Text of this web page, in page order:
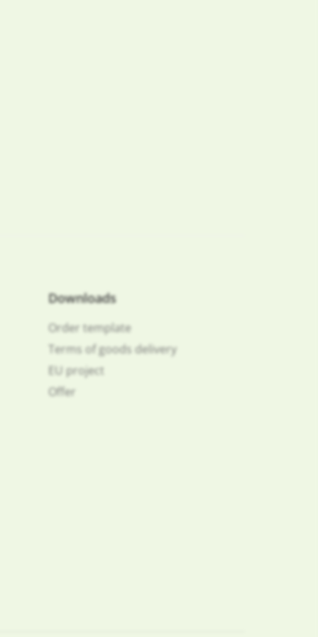
Downloads
Order template
Terms of goods delivery
EU project
Offer